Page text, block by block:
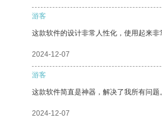
游客
这款软件的设计非常人性化，使用起来非
2024-12-07
游客
这款软件简直是神器，解决了我所有问题。
2024-12-07